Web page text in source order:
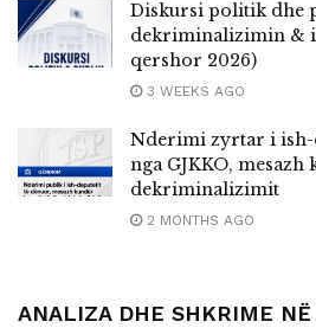
Diskursi politik dhe
dekriminalizimin &
qershor 2026)
3 WEEKS AGO
Nderimi zyrtar i ish-
nga GJKKO,
dekriminalizimit
2 MONTHS AGO
ANALIZA DHE SHKRIME